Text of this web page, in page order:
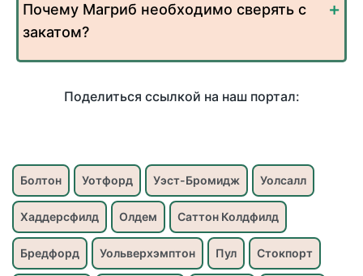
Почему Магриб необходимо сверять с
закатом?
Поделиться ссылкой на наш портал:
Болтон Уотфорд Уэст-Бромидж Уолсалл
Хаддерсфилд Олдем Саттон Колдфилд
Бредфорд Уольверхэмптон Пул Стокпорт